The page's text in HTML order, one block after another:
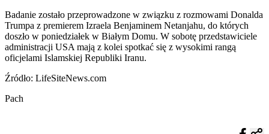
Badanie zostało przeprowadzone w związku z rozmowami Donalda
Trumpa z premierem Izraela Benjaminem Netanjahu, do których
doszło w poniedziałek w Białym Domu. W sobotę przedstawiciele
administracji USA mają z kolei spotkać się z wysokimi rangą
oficjelami Islamskiej Republiki Iranu.
Źródło: LifeSiteNews.com
Pach